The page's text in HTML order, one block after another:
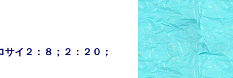
イ２：８；２：２０；